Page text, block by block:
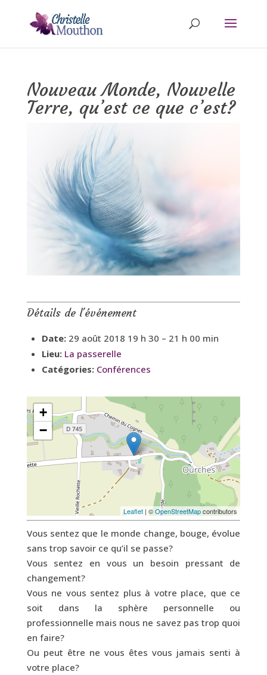
Nouveau Monde, Nouvelle
Terre, qu’est ce que c’est?
Détails de l'événement
Date: 29 août 2018 19 h 30 – 21 h 00 min
Lieu: La passerelle
Catégories: Conférences
+
−
Leaflet | ©OpenStreetMapcontributors
Vous sentez que le monde change, bouge, évolue
sans trop savoir ce qu’il se passe?
Vous sentez en vous un besoin pressant de
changement?
Vous ne vous sentez plus à votre place, que ce
soit dans la sphère personnelle ou
professionnelle mais nous ne savez pas trop quoi
en faire?
Ou peut être ne vous êtes vous jamais senti à
votre place?